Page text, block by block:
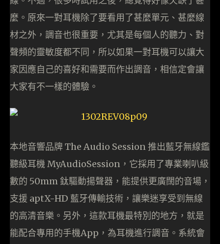
麼。原來一對耳機除了要看用了甚麼單元、甚麼線
材之外，調音也很重要，尤其是每個人的聽力、對
聲頻的靈敏度都不同，所以如果一對耳機可以讓大
家因應自己的喜好和需要而作出調音，相信定會讓
大家有不一樣的體驗。
本地音響品牌 The Audio Session 推出藍牙無線鑑
聽級耳機 MyAudioSession，它採用了專業喇叭級
數的 50mm 鈦驅動揚聲器，能提供更廣闊的音場，
支援 aptX-HD 藍牙傳輸技術，讓樂迷享受到無線
的高清音樂。另外，這款耳機最特別的地方，就是
能配合專用的手機App，為耳機進行調音。系統會